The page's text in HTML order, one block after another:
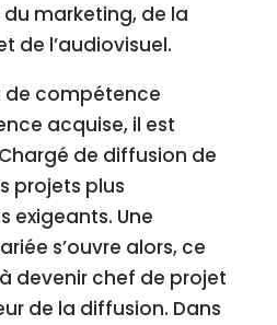
marketing, de la
de l’audiovisuel.
de compétence
acquise, il est
de diffusion de
projets plus
exigeants. Une
s’ouvre alors, ce
devenir chef de projet
de la diffusion. Dans